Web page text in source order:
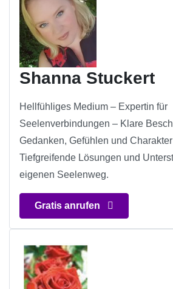
Shanna Stuckert
Hellfühliges Medium – Expertin für
Seelenverbindungen – Klare
Gedanken, Gefühlen und
Tiefgreifende Lösungen und
eigenen Seelenweg.
Gratis anrufen